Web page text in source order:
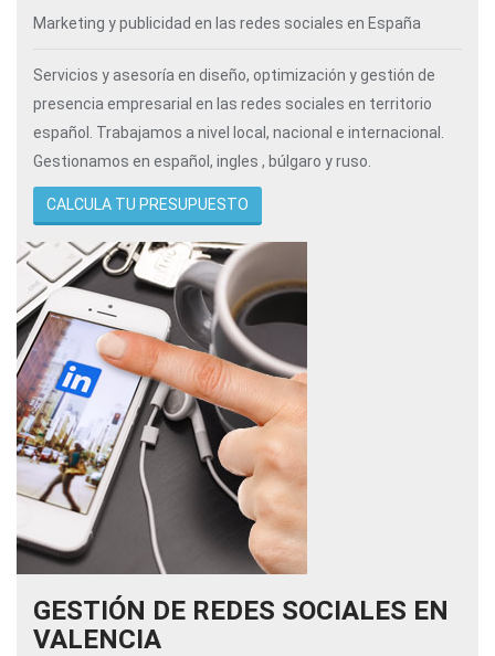
Marketing y publicidad en las redes sociales en España
Servicios y asesoría en diseño, optimización y gestión de
presencia empresarial en las redes sociales en territorio
español. Trabajamos a nivel local, nacional e internacional.
Gestionamos en español, ingles , búlgaro y ruso.
CALCULA TU PRESUPUESTO
GESTIÓN DE REDES SOCIALES EN
VALENCIA